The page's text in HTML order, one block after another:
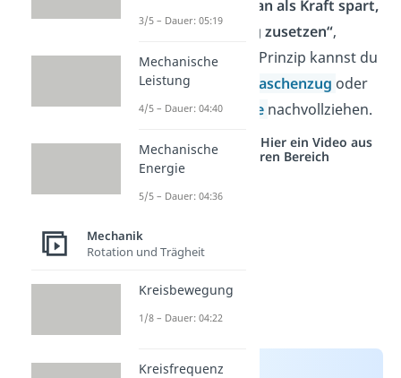
„Was man als Kraft spart,
muss man als Weg zusetzen“,
formuliert. Dieses Prinzip kannst du
am besten beim
Flaschenzug oder
derschiefen Ebene nachvollziehen.
Studyflix vernetzt: Hier ein Video aus
einem anderen Bereich
3/5 – Dauer: 05:19
Mechanische
Leistung
4/5 – Dauer: 04:40
Mechanische
Energie
5/5 – Dauer: 04:36
Mechanik
Rotation und Trägheit
Kreisbewegung
1/8 – Dauer: 04:22
Kreisfrequenz